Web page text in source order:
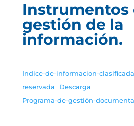
Instrumentos
gestión de la
información.
Indice-de-informacion-
reservada
Descarga
Programa-de-gestión-